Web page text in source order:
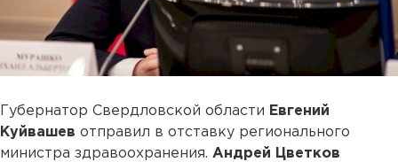
Губернатор Свердловской области Евгений
Куйвашев отправил в отставку регионального
министра здравоохранения. Андрей Цветков